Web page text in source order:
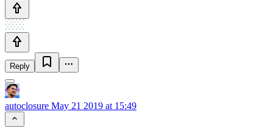
Reply
autoclosure May 21 2019 at 15:49